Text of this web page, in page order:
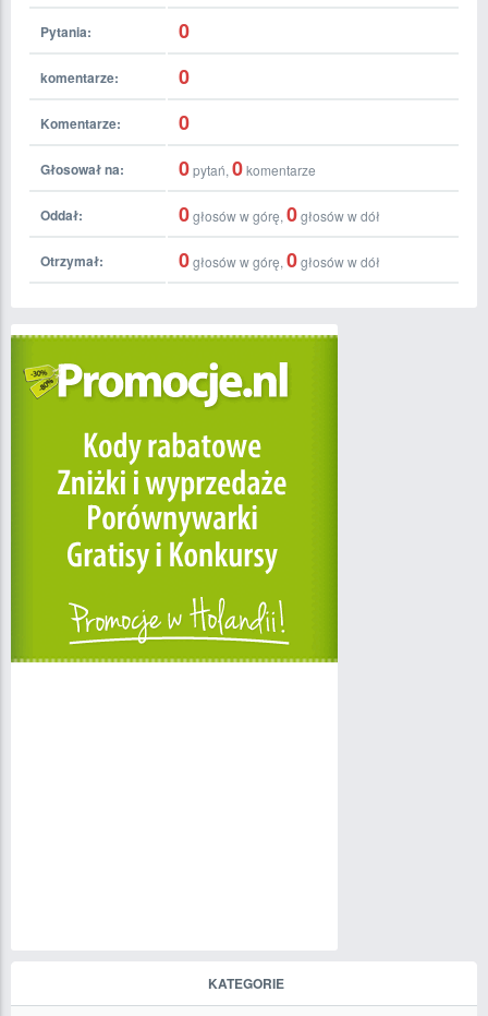
Pytania: 0
komentarze: 0
Komentarze: 0
Głosował na: 0pytań, 0komentarze
Oddał: 0głosów w górę, 0głosów w dół
Otrzymał: 0głosów w górę, 0głosów w dół
KATEGORIE